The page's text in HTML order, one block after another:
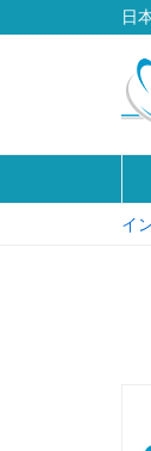
日
イ